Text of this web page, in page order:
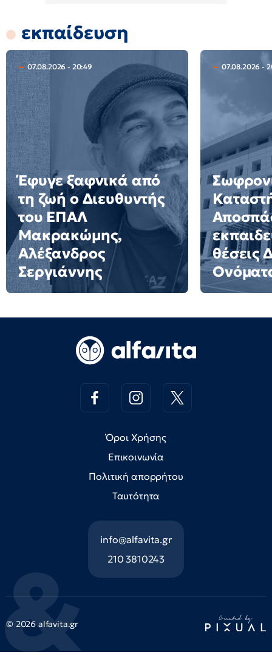
εκπαίδευση
07.08.2026 - 20:49
Έφυγε ξαφνικά από
τη ζωή ο Διευθυντής
του ΕΠΑΛ
Μακρακώμης,
Αλέξανδρος
Σεργιάννης
07.08.2026 -
θέσεις
Όροι Χρήσης
Επικοινωνία
Πολιτική απορρήτου
Ταυτότητα
info@alfavita.gr
210 3810243
© 2026 alfavita.gr